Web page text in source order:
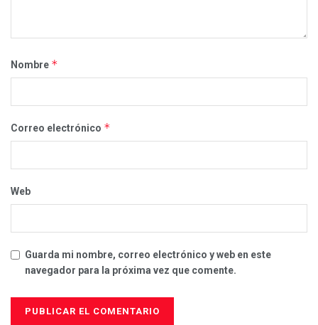
Nombre *
Correo electrónico *
Web
Guarda mi nombre, correo electrónico y web en este
navegador para la próxima vez que comente.